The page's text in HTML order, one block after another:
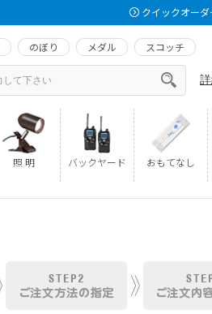
クイックオーダ
のぼり メダル スコッチ
照 明 バックヤード おもてなし